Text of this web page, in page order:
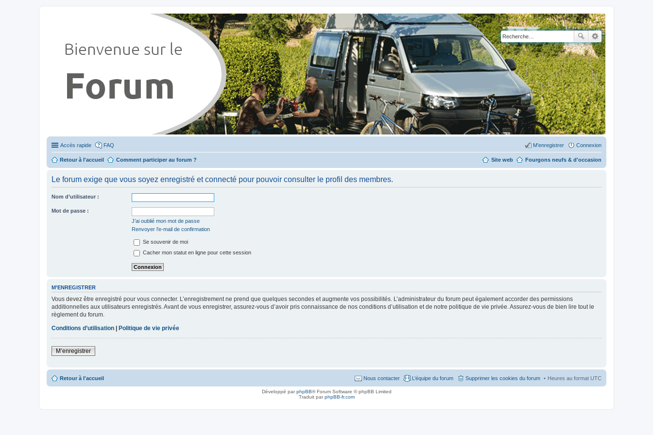
Stylevan - Vans aménagés
Accès rapide FAQ Connexion
M’enregistrer
Retour à l'accueil Comment participer au forum ? Fourgons neufs & d'occasion
Site web
Le forum exige que vous soyez enregistré et connecté pour pouvoir consulter le profil des membres.
Nom d’utilisateur :
Mot de passe :
J’ai oublié mon mot de passe
Renvoyer l’e-mail de confirmation
Se souvenir de moi
Cacher mon statut en ligne pour cette session
M’ENREGISTRER
Vous devez être enregistré pour vous connecter. L’enregistrement ne prend que quelques secondes et augmente vos possibilités. L’administrateur du forum peut également accorder des permissions
additionnelles aux utilisateurs enregistrés. Avant de vous enregistrer, assurez-vous d’avoir pris connaissance de nos conditions d’utilisation et de notre politique de vie privée. Assurez-vous de bien lire tout le
règlement du forum.
Conditions d’utilisation | Politique de vie privée
M’enregistrer
Retour à l'accueil Heures au format UTC
Supprimer les cookies du forum
L’équipe du forum
Nous contacter
Développé parphpBB® Forum Software © phpBB Limited
Traduit parphpBB-fr.com